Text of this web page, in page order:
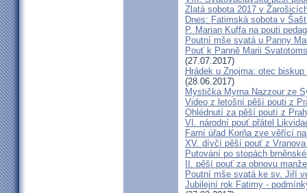
Zlatá sobota 2017 v
Dnes: Fatimská sobota v
P. Marian Kuffa na pouti
Poutní mše svatá u Panny
Pouť k Panně Marii
(27.07.2017)
Hrádek u Znojma: otec
(28.06.2017)
Mystička Myrna Nazzour ze
Video z letošní pěší pouti z
Ohlédnutí za pěší poutí z
VI. národní pouť přátel
Farní úřad Korňa zve věřící
XV. dívčí pěší pouť z
Putování po stopách
II. pěší pouť za obnovu
Poutní mše svatá ke sv. Jiří
Jubilejní rok Fatimy -